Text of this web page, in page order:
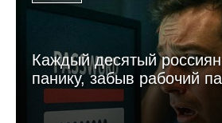
Каждый десятый
панику, забыв рабочий